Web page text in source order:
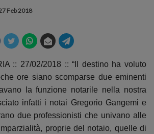
Feb 2018
:: 27/02/2018 :: “Il destino ha voluto
ore siano scomparse due eminenti
la funzione notarile nella nostra
infatti i notai Gregorio Gangemi e
due professionisti che univano alle
proprie del notaio, quelle di